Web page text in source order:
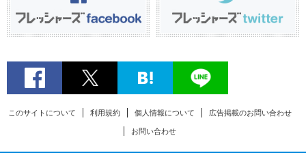
このサイトについて 利用規約 個人情報について 広告掲載のお問い合わせ
お問い合わせ